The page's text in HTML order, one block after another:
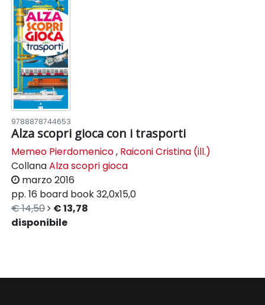
9788878744653
Alza scopri gioca con i trasporti
Memeo Pierdomenico, Raiconi Cristina (ill.)
CollanaAlza scopri gioca
marzo 2016
pp. 16 board book32,0x15,0
€ 14,50
€ 13,78
disponibile